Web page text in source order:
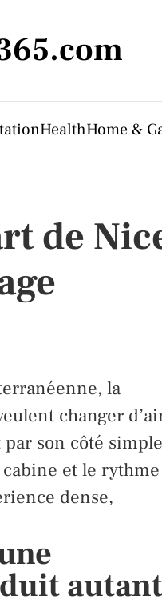
HealthHome &
de
la
changer
son côté
et le rythme
dense,
autant